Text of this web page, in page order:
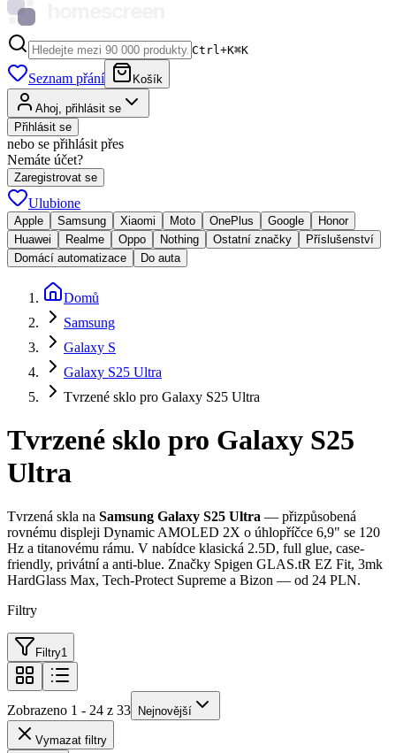
Ctrl+K⌘K
Seznam přání Košík
Ahoj, přihlásit se
Přihlásit se
nebo se přihlásit přes
Nemáte účet?
Zaregistrovat se
Ulubione
Apple Samsung Xiaomi Moto OnePlus Google
Honor
Huawei
Realme Oppo Nothing Ostatní značky
Příslušenství
Domácí automatizace
Do auta
Domů
Samsung
Galaxy S
Galaxy S25 Ultra
Tvrzené sklo pro Galaxy S25 Ultra
Tvrzené sklo pro Galaxy S25
Ultra
Tvrzená skla na Samsung Galaxy S25 Ultra — přizpůsobená
rovnému displeji Dynamic AMOLED 2X o úhlopříčce 6,9" se 120
Hz a titanovému rámu. V nabídce klasická 2.5D, full glue, case-
friendly, privátní a anti-blue. Značky Spigen GLAS.tR EZ Fit, 3mk
HardGlass Max, Tech-Protect Supreme a Bizon — od 24 PLN.
Filtry
Filtry1
Zobrazeno 1 - 24 z 33 Nejnovější
Vymazat filtry